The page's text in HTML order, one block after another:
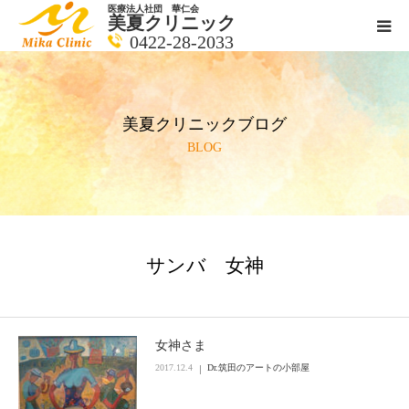
医療法人社団 華仁会
美夏クリニック
0422-28-2033
美夏クリニックブログ
BLOG
サンバ 女神
女神さま
2017.12.4 Dr.筑田のアートの小部屋
医師紹介
診療科目
クリニックの紹介
ブログ一覧ページ
料金一覧 new